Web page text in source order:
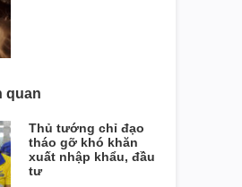
quan
Thủ tướng chỉ đạo
tháo gỡ khó khăn
xuất nhập khẩu, đầu
tư